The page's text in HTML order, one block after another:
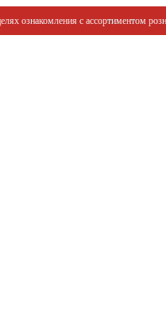
ознакомления с ассортиментом